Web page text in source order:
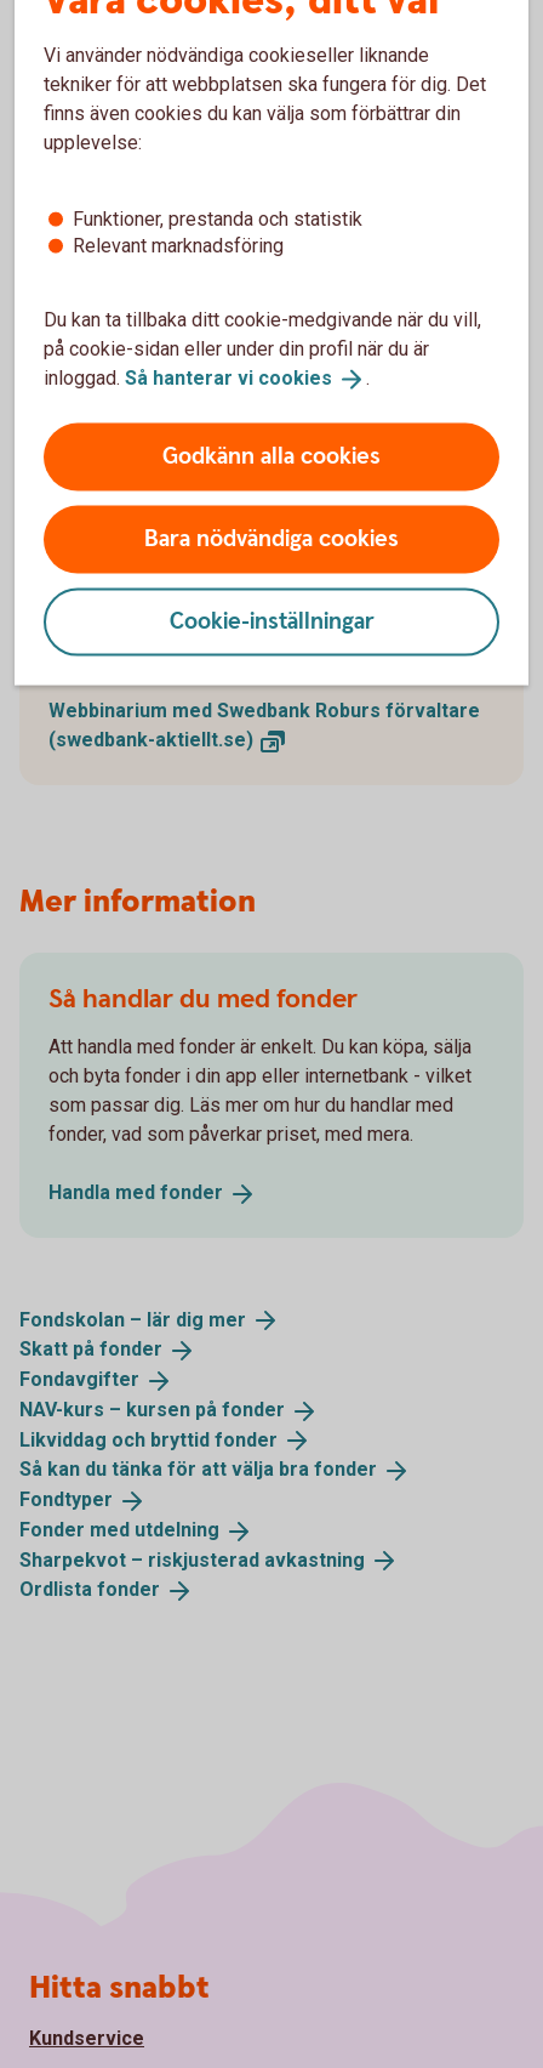
Du hittar alla fonderna, och aktuella kurser, i
Fondlistan
Swedbank Robur (swedbankrobur.se)
Hur tänker en fondförvaltare?
Fondförvaltarna är nyckelpersoner när det gäller att
få dina fonder att växa och frodas. Ta del av hur
några av våra fondförvaltare tänker.
Webbinarium med Swedbank Roburs förvaltare
(swedbank-aktiellt.se)
Tips!
Mer information
Så handlar du med fonder
Att handla med fonder är enkelt. Du kan köpa, sälja
och byta fonder i din app eller internetbank - vilket
som passar dig. Läs mer om hur du handlar med
fonder, vad som påverkar priset, med mera.
Handla med fonder
Fondskolan – lär dig mer
Skatt på fonder
Fondavgifter
NAV-kurs – kursen på fonder
Likviddag och bryttid fonder
Så kan du tänka för att välja bra fonder
Fondtyper
Fonder med utdelning
Sharpekvot – riskjusterad avkastning
Ordlista fonder
Vi använder nödvändiga cookieseller liknande
tekniker för att webbplatsen ska fungera för dig. Det
finns även cookies du kan välja som förbättrar din
upplevelse:
Funktioner, prestanda och statistik
Relevant marknadsföring
Du kan ta tillbaka ditt cookie-medgivande när du vill,
på cookie-sidan eller under din profil när du är
inloggad. Så hanterar vi cookies .
Godkänn alla cookies
Bara nödvändiga cookies
Cookie-inställningar
Sidfot
Hitta snabbt
Kundservice